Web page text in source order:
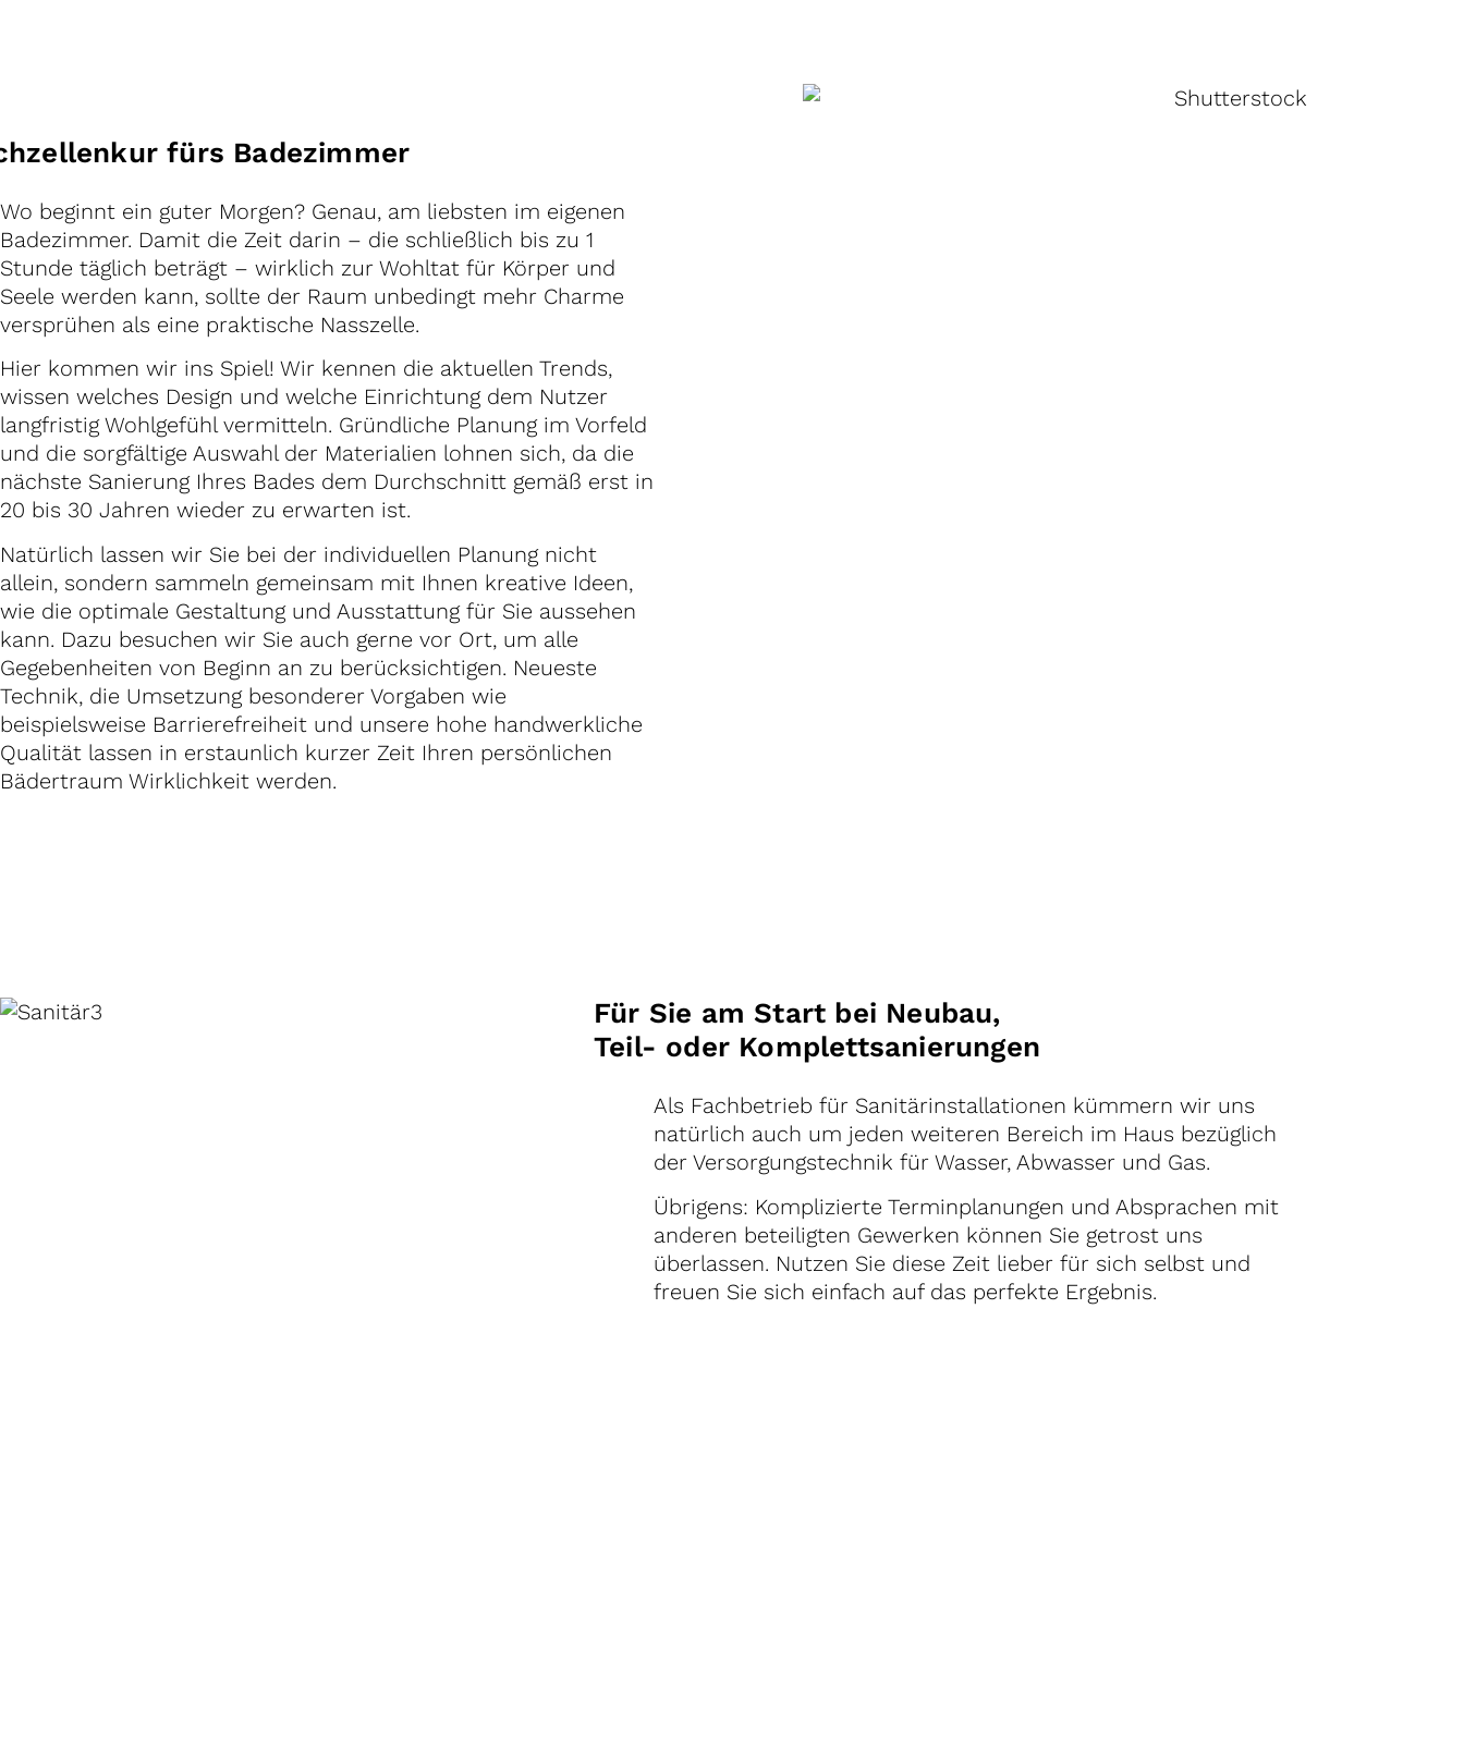
fürs Badezimmer
Wo beginnt ein guter Morgen? Genau, am liebsten im eigenen
Badezimmer. Damit die Zeit darin – die schließlich bis zu 1
Stunde täglich beträgt – wirklich zur Wohltat für Körper und
Seele werden kann, sollte der Raum unbedingt mehr Charme
versprühen als eine praktische Nasszelle.
Hier kommen wir ins Spiel! Wir kennen die aktuellen Trends,
wissen welches Design und welche Einrichtung dem Nutzer
langfristig Wohlgefühl vermitteln. Gründliche Planung im Vorfeld
und die sorgfältige Auswahl der Materialien lohnen sich, da die
nächste Sanierung Ihres Bades dem Durchschnitt gemäß erst in
20 bis 30 Jahren wieder zu erwarten ist.
Natürlich lassen wir Sie bei der individuellen Planung nicht
allein, sondern sammeln gemeinsam mit Ihnen kreative Ideen,
wie die optimale Gestaltung und Ausstattung für Sie aussehen
kann. Dazu besuchen wir Sie auch gerne vor Ort, um alle
Gegebenheiten von Beginn an zu berücksichtigen. Neueste
Technik, die Umsetzung besonderer Vorgaben wie
beispielsweise Barrierefreiheit und unsere hohe handwerkliche
Qualität lassen in erstaunlich kurzer Zeit Ihren persönlichen
Bädertraum Wirklichkeit werden.
Für Sie am Start bei Neubau,
Teil- oder Komplettsanierungen
Als Fachbetrieb für Sanitärinstallationen kümmern wir uns
natürlich auch um jeden weiteren Bereich im Haus bezüglich
der Versorgungstechnik für Wasser, Abwasser und Gas.
Übrigens: Komplizierte Terminplanungen und Absprachen mit
anderen beteiligten Gewerken können Sie getrost uns
überlassen. Nutzen Sie diese Zeit lieber für sich selbst und
freuen Sie sich einfach auf das perfekte Ergebnis.